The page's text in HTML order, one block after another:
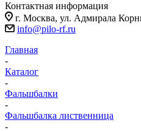
Контактная информация
г. Москва, ул. Адмирала
info@pilo-rf.ru
Главная
-
Каталог
-
Фальшбалки
-
Фальшбалка лиственница
-